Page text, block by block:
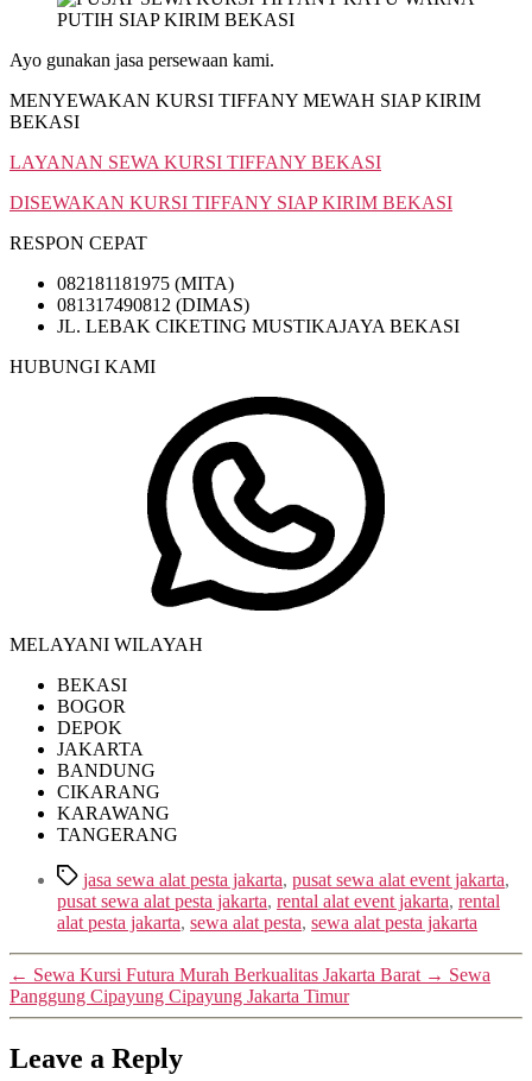
Ayo gunakan jasa persewaan kami.
MENYEWAKAN KURSI TIFFANY MEWAH SIAP KIRIM
BEKASI
LAYANAN SEWA KURSI TIFFANY BEKASI
DISEWAKAN KURSI TIFFANY SIAP KIRIM BEKASI
RESPON CEPAT
082181181975 (MITA)
081317490812 (DIMAS)
JL. LEBAK CIKETING MUSTIKAJAYA BEKASI
HUBUNGI KAMI
MELAYANI WILAYAH
BEKASI
BOGOR
DEPOK
JAKARTA
BANDUNG
CIKARANG
KARAWANG
TANGERANG
Tagsjasa sewa alat pesta jakarta, pusat sewa alat event jakarta,
pusat sewa alat pesta jakarta, rental alat event jakarta, rental
alat pesta jakarta, sewa alat pesta, sewa alat pesta jakarta
← Sewa Kursi Futura Murah Berkualitas Jakarta Barat → Sewa
Panggung Cipayung Cipayung Jakarta Timur
Leave a Reply